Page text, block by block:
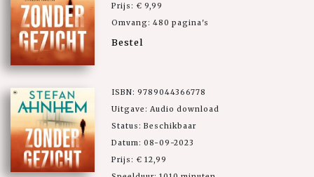
Prijs: € 9,99
Omvang: 480 pagina's
Bestel
ISBN: 9789044366778
Uitgave: Audio download
Status: Beschikbaar
Datum: 08-09-2023
Prijs: € 12,99